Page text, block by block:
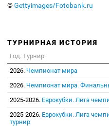
©Gettyimages/Fotobank.ru
ТУРНИРНАЯ ИСТОРИЯ
Год. Турнир
2026. Чемпионат мира
2026. Чемпионат мира.
2025-2026. Еврокубки. Лига
2025-2026. Еврокубки. Лига
турнир